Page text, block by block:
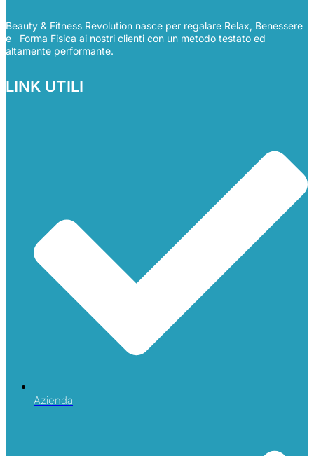
Beauty & Fitness Revolution nasce per regalare Relax, Benessere
e Forma Fisica ai nostri clienti con un metodo testato ed
altamente performante.
LINK UTILI
Azienda